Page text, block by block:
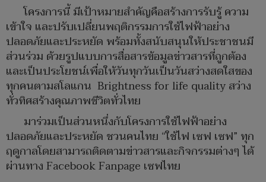
โครงการนี้ มีเป้าหมายสำคัญคือสร้างการรับรู้ ความ
เข้าใจ และปรับเปลี่ยนพฤติกรรมการใช้ไฟฟ้าอย่าง
ปลอดภัยและประหยัด พร้อมทั้งสนับสนุนให้ประชาชนมี
ส่วนร่วม ด้วยรูปแบบการสื่อสารข้อมูลข่าวสารที่ถูกต้อง
และเป็นประโยชน์เพื่อให้วันทุกวันเป็นวันสว่างสดใสของ
ทุกคนตามสโลแกน Brightness for life quality สว่าง
ทั่วทิศสร้างคุณภาพชีวิตทั่วไทย
มาร่วมเป็นส่วนหนึ่งกับโครงการใช้ไฟฟ้าอย่าง
ปลอดภัยและประหยัด ชวนคนไทย “ใช้ไฟ เซฟ เซฟ” ทุก
ฤดูกาลโดยสามารถติดตามข่าวสารและกิจกรรมต่างๆ ได้
ผ่านทาง Facebook Fanpage เซฟไทย